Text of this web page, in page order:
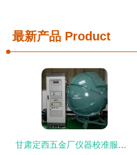
最新产品 Product